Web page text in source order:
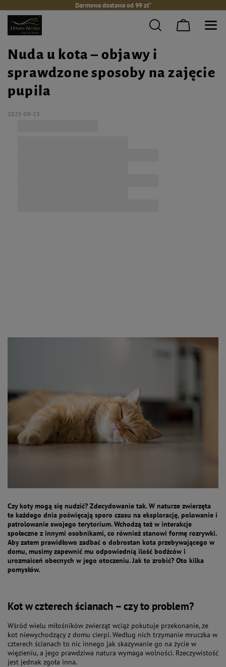
Darmowa dostawa od 99 zł*
Nuda u kota – objawy i
sprawdzone sposoby na zajęcie
pupila
2025-09-23
Czy koty mogą się nudzić? Zdecydowanie tak. W naturze zwierzęta
te każdego dnia poświęcają sporo czasu na eksplorację, polowanie i
patrolowanie swojego terytorium. Wchodzą też w interakcje
społeczne z innymi osobnikami, co również stanowi formę rozrywki.
Aby zatem prawidłowo zadbać o dobrostan kota przebywającego w
domu, musimy zapewnić mu odpowiednią ilość bodźców i
urozmaiceń obecnych w jego otoczeniu. Jak to zrobić? Oto kilka
pomysłów.
Kot w czterech ścianach – czy to problem?
Wśród wielu miłośników zwierząt wciąż pokutuje przekonanie, że
kot niewychodzący z domu cierpi. Według nich trzymanie mruczka w
czterech ścianach to nic innego jak skazywanie go na życie w
więzieniu, a jego prawdziwa natura wymaga wolności. Rzeczywistość
jest jednak zgoła inna.